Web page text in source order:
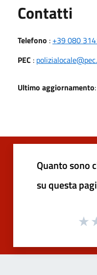
Contatti
Telefono : +39 080
PEC :
Ultimo aggiornamento
Quanto sono
su questa